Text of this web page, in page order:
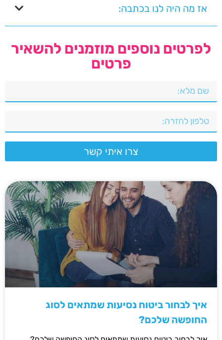
אז מה היה לנו בכתבה:
לפרטים נוספים מוזמנים להשאיר
פרטים
צרו איתי קשר
איך לבחור ביטוח נסיעות שמתאים לסוג
החופשה שלכם?